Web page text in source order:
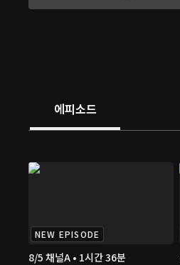
에피소드
NEW EPISODE
8/5 채널A • 1시간 36분